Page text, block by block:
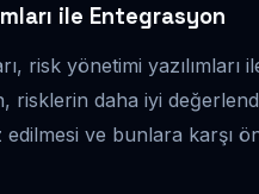
ile Entegrasyon
risk yönetimi
risklerin daha iyi
edilmesi ve bunlara karşı